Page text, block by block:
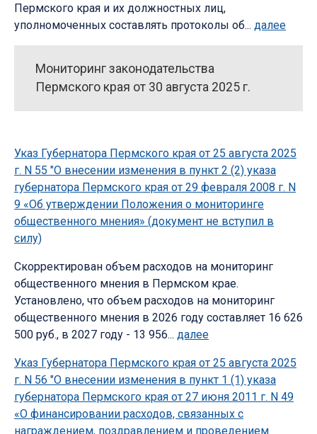
Пермского края и их должностных лиц,
уполномоченных составлять протоколы об... далее
Мониторинг законодательства
Пермского края от 30 августа 2025 г.
Указ Губернатора Пермского края от 25 августа 2025
г. N 55 "О внесении изменения в пункт 2 (2) указа
губернатора Пермского края от 29 февраля 2008 г. N
9 «Об утверждении Положения о мониторинге
общественного мнения» (документ не вступил в
силу)
Скорректирован объем расходов на мониторинг
общественного мнения в Пермском крае.
Установлено, что объем расходов на мониторинг
общественного мнения в 2026 году составляет 16 626
500 руб., в 2027 году - 13 956... далее
Указ Губернатора Пермского края от 25 августа 2025
г. N 56 "О внесении изменения в пункт 1 (1) указа
губернатора Пермского края от 27 июня 2011 г. N 49
«О финансировании расходов, связанных с
награждением, поздравлением и проведением